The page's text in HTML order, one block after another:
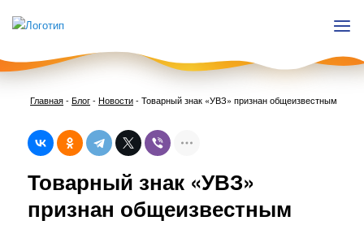
Главная-Блог- Новости- Товарный знак «УВЗ» признан общеизвестным
Товарный знак «УВЗ»
признан общеизвестным